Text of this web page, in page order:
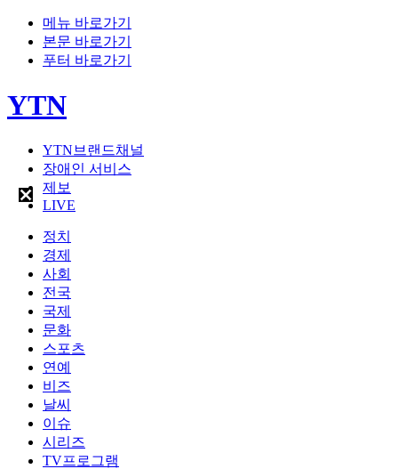
메뉴 바로가기
본문 바로가기
푸터 바로가기
YTN
YTN브랜드채널
장애인 서비스
제보
LIVE
정치
경제
사회
전국
국제
문화
스포츠
연예
비즈
날씨
이슈
시리즈
TV프로그램